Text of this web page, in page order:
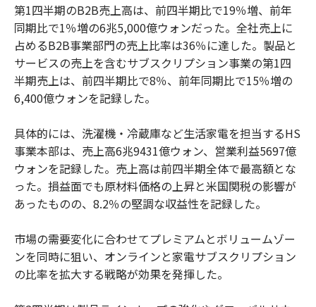
第1四半期のB2B売上高は、前四半期比で19％増、前年
同期比で1％増の6兆5,000億ウォンだった。全社売上に
占めるB2B事業部門の売上比率は36％に達した。製品と
サービスの売上を含むサブスクリプション事業の第1四
半期売上は、前四半期比で8％、前年同期比で15％増の
6,400億ウォンを記録した。
具体的には、洗濯機・冷蔵庫など生活家電を担当するHS
事業本部は、売上高6兆9431億ウォン、営業利益5697億
ウォンを記録した。売上高は前四半期全体で最高額とな
った。損益面でも原材料価格の上昇と米国関税の影響が
あったものの、8.2％の堅調な収益性を記録した。
市場の需要変化に合わせてプレミアムとボリュームゾー
ンを同時に狙い、オンラインと家電サブスクリプション
の比率を拡大する戦略が効果を発揮した。